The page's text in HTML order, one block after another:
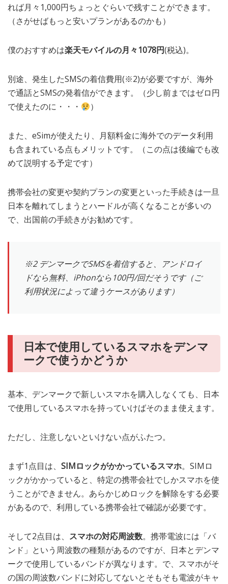
れば月々1,000円ちょっとぐらいで残すことができます。
（さがせばもっと安いプランがあるのかも）
僕のおすすめは楽天モバイルの月々1078円(税込)。
別途、発生したSMSの着信費用(※2)が必要ですが、海外
で通話とSMSの発着信ができます。（少し前まではゼロ円
で使えたのに・・・
）
また、eSimが使えたり、月額料金に海外でのデータ利用
も含まれている点もメリットです。（この点は後編でも改
めて説明する予定です）
携帯会社の変更や契約プランの変更といった手続きは一旦
日本を離れてしまうとハードルが高くなることが多いの
で、出国前の手続きがお勧めです。
※2 デンマークでSMSを着信すると、アンドロイ
ドなら無料、iPhonなら100円/回だそうです（ご
利用状況によって違うケースがあります）
日本で使用しているスマホをデンマ
ークで使うかどうか
基本、デンマークで新しいスマホを購入しなくても、日本
で使用しているスマホを持っていけばそのまま使えます。
ただし、注意しないといけない点がふたつ。
まず1点目は、 SIMロックがかかっているスマホ。SIMロ
ックがかかっていると、特定の携帯会社でしかスマホを使
うことができません。あらかじめロックを解除をする必要
があるので、利用している携帯会社で確認が必要です。
そして2点目は、 スマホの対応周波数。携帯電波には「バ
ンド」という周波数の種類があるのですが、日本とデンマ
ークで使用しているバンドが異なります。で、スマホがそ
の国の周波数バンドに対応してないとそもそも電波がキャ